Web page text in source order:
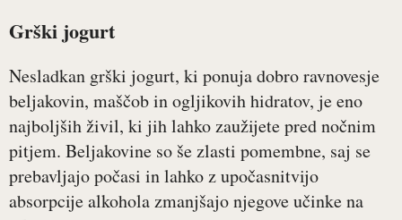
Grški jogurt
Nesladkan grški jogurt, ki ponuja dobro ravnovesje
beljakovin, maščob in ogljikovih hidratov, je eno
najboljših živil, ki jih lahko zaužijete pred nočnim
pitjem. Beljakovine so še zlasti pomembne, saj se
prebavljajo počasi in lahko z upočasnitvijo
absorpcije alkohola zmanjšajo njegove učinke na